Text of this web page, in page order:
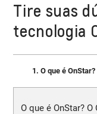
Tire suas
tecnologia
1. O que é OnStar?
O que é OnStar?